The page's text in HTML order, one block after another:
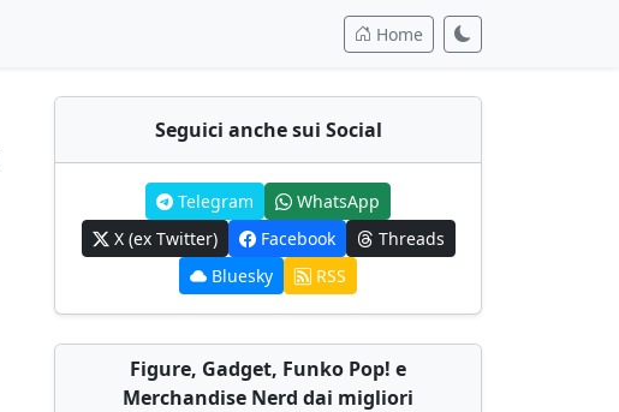
Home
Seguici anche sui Social
Telegram
WhatsApp
X (ex Twitter)
Facebook
Threads
Bluesky
RSS
Figure, Gadget, Funko Pop! e
Merchandise Nerd dai migliori